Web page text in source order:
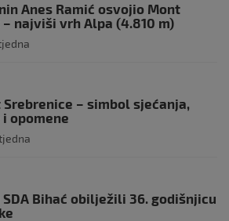
Anes Ramić osvojio Mont
– najviši vrh Alpa (4.810 m)
Srebrenice – simbol sjećanja,
opomene
Bihać obilježili 36. godišnjicu